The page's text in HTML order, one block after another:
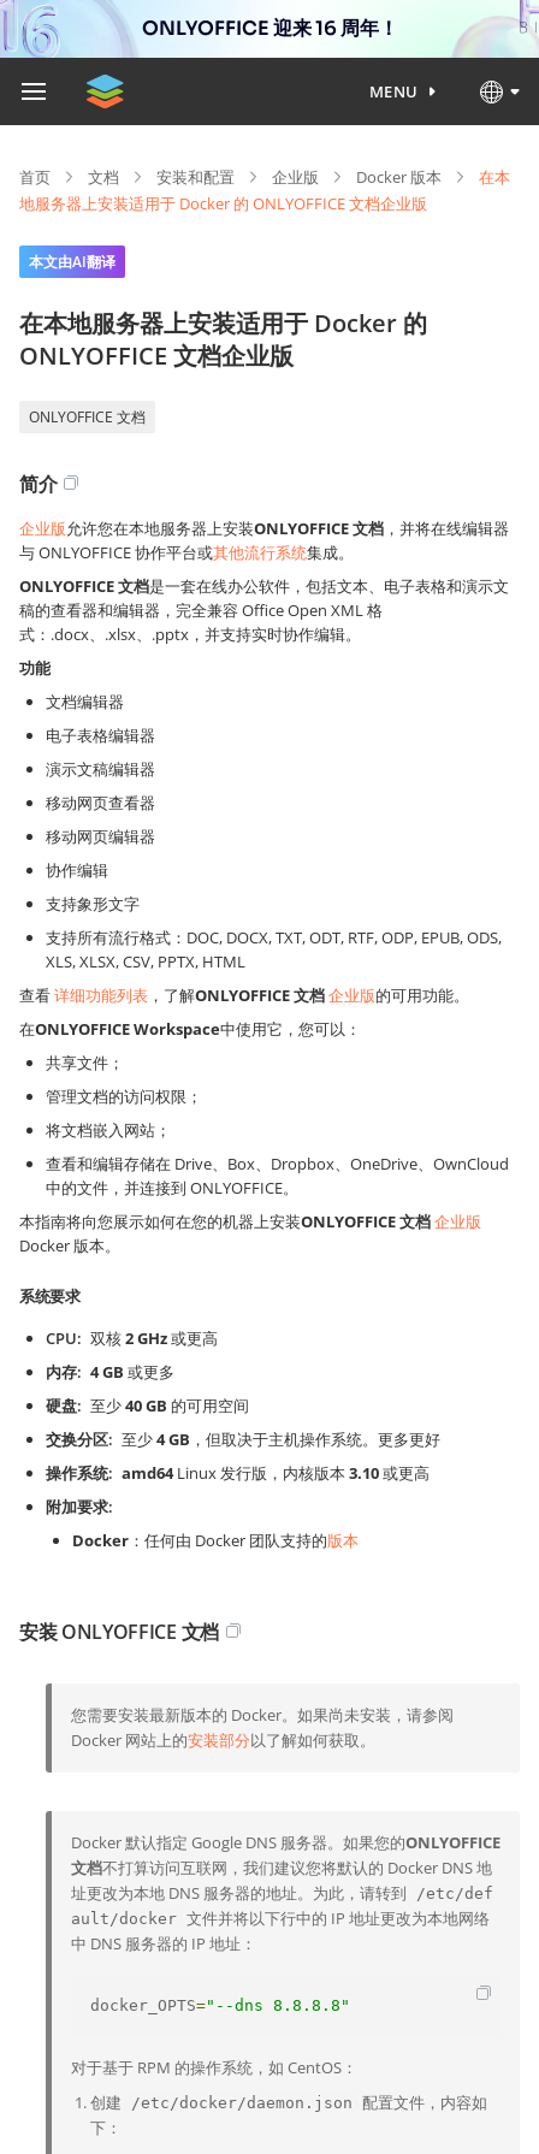
ONLYOFFICE 迎来 16 周年！
MENU
首页 文档 安装和配置 企业版 Docker 版本
在本
地服务器上安装适用于 Docker 的 ONLYOFFICE 文档企业版
本文由AI翻译
在本地服务器上安装适用于 Docker 的
ONLYOFFICE 文档企业版
ONLYOFFICE 文档
简介
企业版允许您在本地服务器上安装ONLYOFFICE 文档 ，并将在线编辑器
与 ONLYOFFICE 协作平台或其他流行系统集成。
ONLYOFFICE 文档是一套在线办公软件，包括文本、电子表格和演示文
稿的查看器和编辑器，完全兼容 Office Open XML 格
式：.docx、.xlsx、.pptx，并支持实时协作编辑。
功能
文档编辑器
电子表格编辑器
演示文稿编辑器
移动网页查看器
移动网页编辑器
协作编辑
支持象形文字
支持所有流行格式：DOC, DOCX, TXT, ODT, RTF, ODP, EPUB, ODS,
XLS, XLSX, CSV, PPTX, HTML
查看详细功能列表 ，了解ONLYOFFICE 文档企业版的可用功能。
在ONLYOFFICE Workspace中使用它，您可以：
共享文件；
管理文档的访问权限；
将文档嵌入网站；
查看和编辑存储在 Drive、Box、Dropbox、OneDrive、OwnCloud
中的文件，并连接到 ONLYOFFICE。
本指南将向您展示如何在您的机器上安装ONLYOFFICE 文档企业版
Docker 版本。
系统要求
CPU
双核2 GHz或更高
内存
4 GB 或更多
硬盘
至少40 GB 的可用空间
交换分区
至少4 GB ，但取决于主机操作系统。更多更好
操作系统
amd64Linux 发行版，内核版本3.10或更高
附加要求
Docker ：任何由 Docker 团队支持的版本
安装 ONLYOFFICE 文档
您需要安装最新版本的 Docker。如果尚未安装，请参阅
Docker 网站上的安装部分以了解如何获取。
Docker 默认指定 Google DNS 服务器。如果您的ONLYOFFICE
文档不打算访问互联网，我们建议您将默认的 Docker DNS 地
址更改为本地 DNS 服务器的地址。为此，请转到
/etc/def
ault/docker 文件并将以下行中的 IP 地址更改为本地网络
中 DNS 服务器的 IP 地址：
docker_OPTS="--dns 8.8.8.8"
对于基于 RPM 的操作系统，如 CentOS：
创建
/etc/docker/daemon.json 配置文件，内容如
下：